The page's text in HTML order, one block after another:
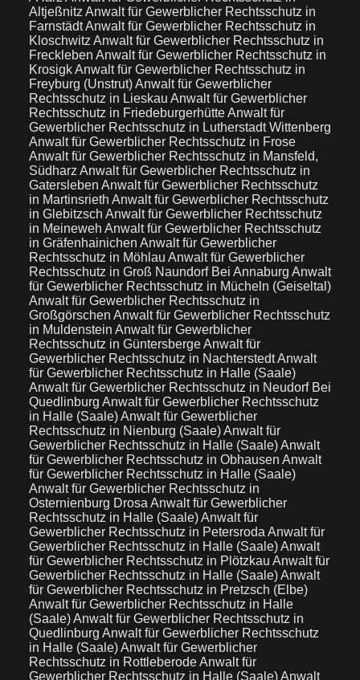
Altjeßnitz Anwalt für Gewerblicher Rechtsschutz in
FarnstädtAnwalt für Gewerblicher Rechtsschutz in
Kloschwitz Anwalt für Gewerblicher Rechtsschutz in
Freckleben Anwalt für Gewerblicher Rechtsschutz in
KrosigkAnwalt für Gewerblicher Rechtsschutz in
Freyburg (Unstrut)Anwalt für Gewerblicher
Rechtsschutz in Lieskau Anwalt für Gewerblicher
Rechtsschutz in FriedeburgerhütteAnwalt für
Gewerblicher Rechtsschutz in Lutherstadt Wittenberg
Anwalt für Gewerblicher Rechtsschutz in Frose
Anwalt für Gewerblicher Rechtsschutz in Mansfeld,
Südharz Anwalt für Gewerblicher Rechtsschutz in
Gatersleben Anwalt für Gewerblicher Rechtsschutz
in Martinsrieth Anwalt für Gewerblicher Rechtsschutz
in Glebitzsch Anwalt für Gewerblicher Rechtsschutz
in Meineweh Anwalt für Gewerblicher Rechtsschutz
in Gräfenhainichen Anwalt für Gewerblicher
Rechtsschutz in Möhlau Anwalt für Gewerblicher
Rechtsschutz in Groß Naundorf Bei Annaburg Anwalt
für Gewerblicher Rechtsschutz in Mücheln (Geiseltal)
Anwalt für Gewerblicher Rechtsschutz in
Großgörschen Anwalt für Gewerblicher Rechtsschutz
in Muldenstein Anwalt für Gewerblicher
Rechtsschutz in GüntersbergeAnwalt für
Gewerblicher Rechtsschutz in NachterstedtAnwalt
für Gewerblicher Rechtsschutz in Halle (Saale)
Anwalt für Gewerblicher Rechtsschutz in Neudorf Bei
Quedlinburg Anwalt für Gewerblicher Rechtsschutz
in Halle (Saale)Anwalt für Gewerblicher
Rechtsschutz in Nienburg (Saale)Anwalt für
Gewerblicher Rechtsschutz in Halle (Saale)Anwalt
für Gewerblicher Rechtsschutz in Obhausen Anwalt
für Gewerblicher Rechtsschutz in Halle (Saale)
Anwalt für Gewerblicher Rechtsschutz in
Osternienburg Drosa Anwalt für Gewerblicher
Rechtsschutz in Halle (Saale)Anwalt für
Gewerblicher Rechtsschutz in Petersroda Anwalt für
Gewerblicher Rechtsschutz in Halle (Saale)Anwalt
für Gewerblicher Rechtsschutz in Plötzkau Anwalt für
Gewerblicher Rechtsschutz in Halle (Saale)Anwalt
für Gewerblicher Rechtsschutz in Pretzsch (Elbe)
Anwalt für Gewerblicher Rechtsschutz in Halle
(Saale)Anwalt für Gewerblicher Rechtsschutz in
Quedlinburg Anwalt für Gewerblicher Rechtsschutz
in Halle (Saale)Anwalt für Gewerblicher
Rechtsschutz in RottleberodeAnwalt für
Gewerblicher Rechtsschutz in Halle (Saale)Anwalt